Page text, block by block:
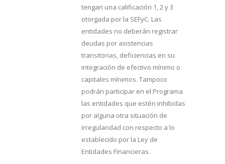
tengan una calificación 1, 2 y 3
otorgada por la SEFyC. Las
entidades no deberán registrar
deudas por asistencias
transitorias, deficiencias en su
integración de efectivo mínimo o
capitales mínimos. Tampoco
podrán participar en el Programa
las entidades que estén inhibidas
por alguna otra situación de
irregularidad con respecto a lo
establecido por la Ley de
Entidades Financieras.